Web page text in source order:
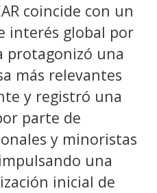
coincide con un
interés global por
protagonizó una
más relevantes
y registró una
parte de
y minoristas
una
inicial de